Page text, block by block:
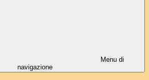
Menu di
navigazione